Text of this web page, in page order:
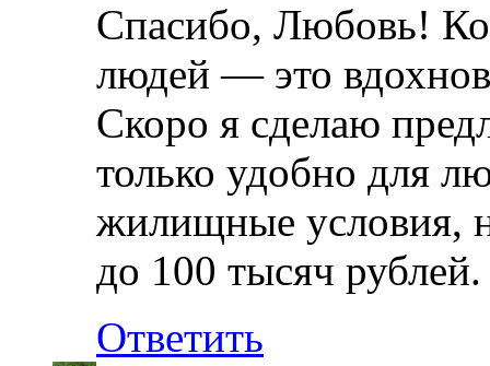
Спасибо, Любовь!
людей — это
Скоро я сделаю
только удобно для
жилищные условия,
до 100 тысяч рублей.
Ответить